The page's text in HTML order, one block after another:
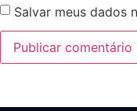
Salvar meus dados